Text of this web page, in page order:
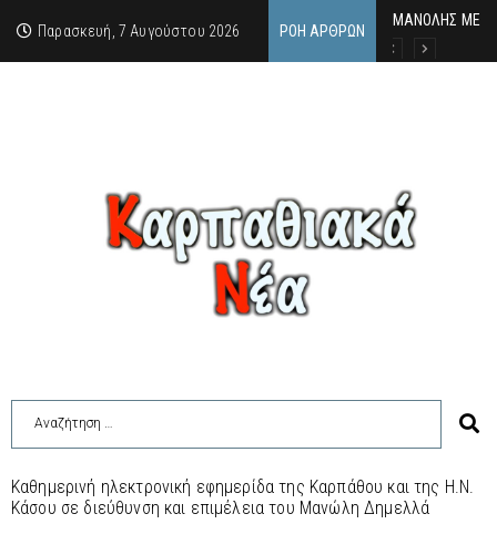
Παρασκευή, 7 Αυγούστου 2026 ΡΟΉ ΆΡΘΡΩΝ
MΑΝΟΛΗΣ
ΕΚΔΗΛΩΣΗ
Κάθε
Καθημερινή ηλεκτρονική εφημερίδα της Καρπάθου και της Η.Ν.
Κάσου σε διεύθυνση και επιμέλεια του Μανώλη Δημελλά